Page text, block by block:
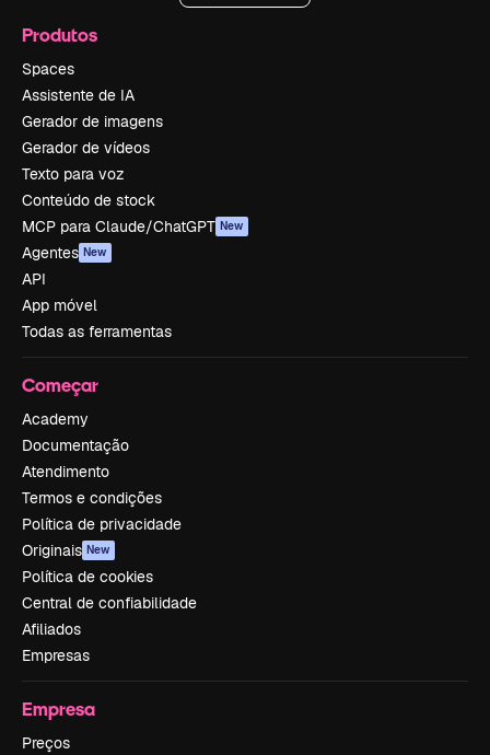
Produtos
Spaces
Assistente de IA
Gerador de imagens
Gerador de vídeos
Texto para voz
Conteúdo de stock
MCP para Claude/ChatGPT New
Agentes New
API
App móvel
Todas as ferramentas
Começar
Academy
Documentação
Atendimento
Termos e condições
Política de privacidade
Originais New
Política de cookies
Central de confiabilidade
Afiliados
Empresas
Empresa
Preços